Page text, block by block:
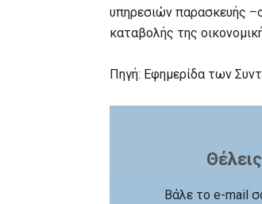
υπηρεσιών παρασκευής
καταβολής της
Πηγή: Εφημερίδα των
Βάλε το e-mail